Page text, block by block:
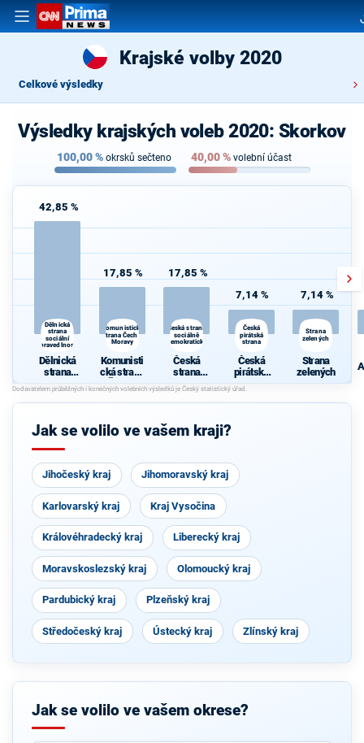
Krajské volby 2020
Celkové výsledky
Výsledky krajských voleb 2020: Skorkov
100,00% okrsků sečteno 40,00% volební účast
42,85 %
Dělnická
strana
sociální
spravedlnosti
Dělnická
strana
sociální
spravedln
osti
17,85 %
Komunistická
strana Čech a
Moravy
Komunisti
cká strana
Čech a
Moravy
17,85 %
Česká strana
sociálně
demokratická
Česká
strana
sociálně
demokrati
cká
7,14 %
Česká
pirátská
strana
Česká
pirátská
strana
7,14 %
Strana
zelených
Strana
zelených
Jak se volilo ve vašem kraji?
Jihočeský kraj Jihomoravský kraj
Karlovarský kraj Kraj Vysočina
Královéhradecký kraj Liberecký kraj
Moravskoslezský kraj Olomoucký kraj
Pardubický kraj Plzeňský kraj
Středočeský kraj Ústecký kraj Zlínský kraj
Jak se volilo ve vašem okrese?